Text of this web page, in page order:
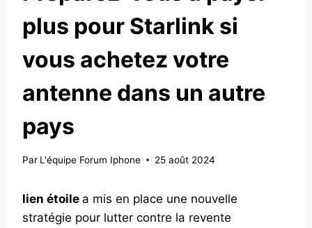
plus pour Starlink si
vous achetez votre
antenne dans un autre
pays
Par L'équipe Forum Iphone 25 août 2024
lien étoile a mis en place une nouvelle
stratégie pour lutter contre la revente